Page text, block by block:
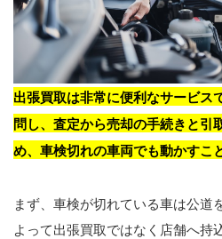
出張買取は非常に便利なサービス
問し、査定から売却の手続きと引
め、車検切れの車両でも動かすこ
まず、車検が切れている車は公道
よって出張買取ではなく店舗へ持